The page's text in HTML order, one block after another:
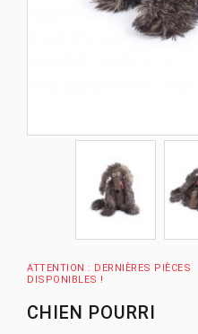
ATTENTION : DERNIÈRES PIÈCES
DISPONIBLES !
CHIEN POURRI